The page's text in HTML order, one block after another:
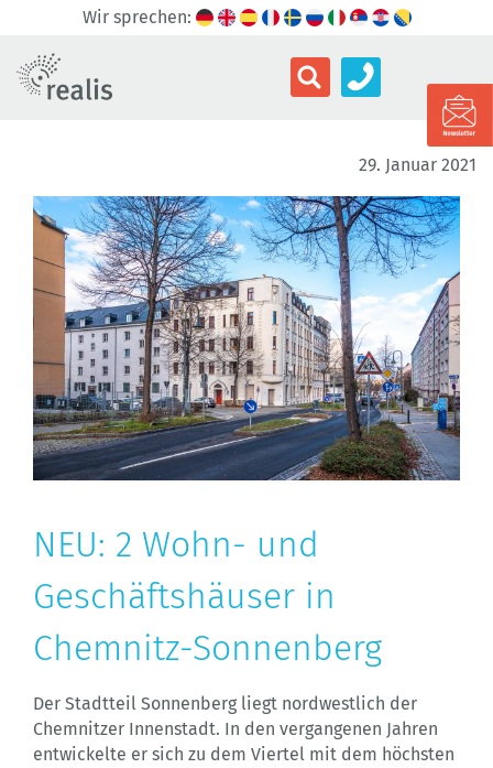
Wir sprechen:
29. Januar 2021
NEU: 2 Wohn- und
Geschäftshäuser in
Chemnitz-Sonnenberg
Der Stadtteil Sonnenberg liegt nordwestlich der
Chemnitzer Innenstadt. In den vergangenen Jahren
entwickelte er sich zu dem Viertel mit dem höchsten